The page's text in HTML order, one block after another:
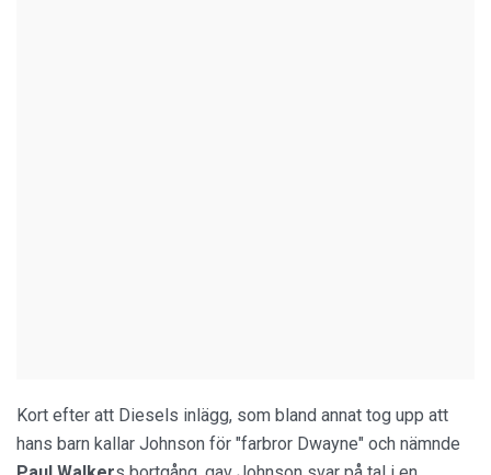
Kort efter att Diesels inlägg, som bland annat tog upp att
hans barn kallar Johnson för "farbror Dwayne" och nämnde